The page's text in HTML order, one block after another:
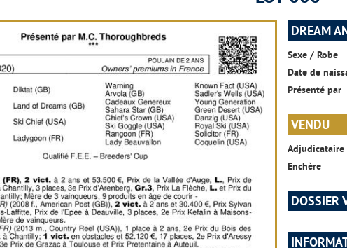
DREAM
Sexe / Robe
Date de
Présenté par
VENDU
Adjudicataire
Enchère
DOSSIER